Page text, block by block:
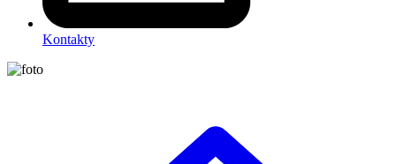
Kontakty